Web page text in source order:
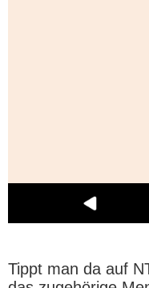
Tippt man da auf